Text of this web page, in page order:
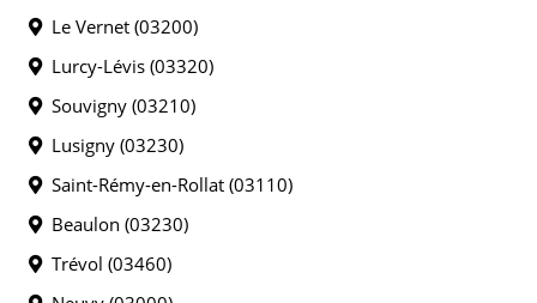
Le Vernet (03200)
Lurcy-Lévis (03320)
Souvigny (03210)
Lusigny (03230)
Saint-Rémy-en-Rollat (03110)
Beaulon (03230)
Trévol (03460)